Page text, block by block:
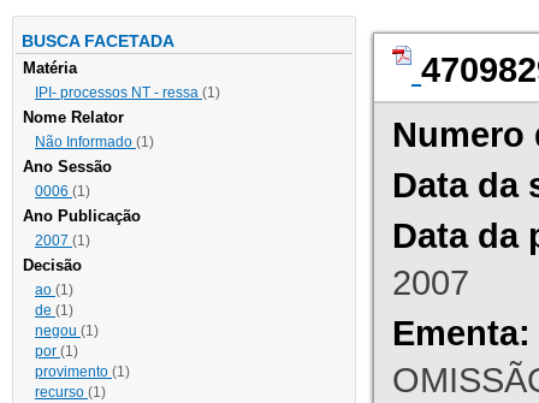
BUSCA FACETADA
Matéria
IPI- processos NT - ressa (1)
Nome Relator
Não Informado (1)
Ano Sessão
0006 (1)
Ano Publicação
2007 (1)
Decisão
ao (1)
de (1)
negou (1)
por (1)
provimento (1)
recurso (1)
Numero
Data da
Data da
2007
Ementa: